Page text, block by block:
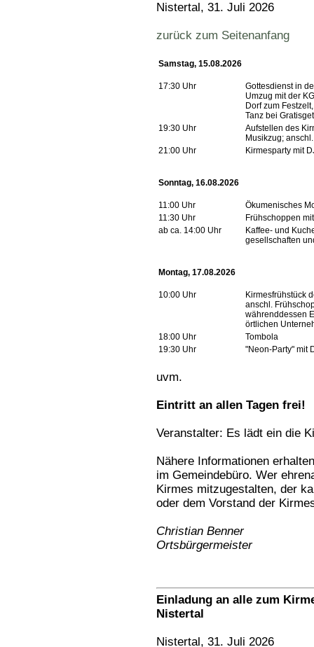
Nistertal, 31. Juli 2026
zurück zum Seitenanfang
Samstag, 15.08.2026
17:30 Uhr
Gottesdienst in
Umzug mit der
Dorf zum
Tanz bei
19:30 Uhr
Aufstellen des
Musikzug;
21:00 Uhr
Kirmesparty mit
Sonntag, 16.08.2026
11:00 Uhr
Ökumenisches
11:30 Uhr
Frühschoppen
ab ca. 14:00 Uhr
Kaffee- und
gesellschaften
Montag, 17.08.2026
10:00 Uhr
Kirmesfrühstück
anschl.
währenddessen
örtlichen
18:00 Uhr
Tombola
19:30 Uhr
"Neon-Party" mit
uvm.
Eintritt an allen Tagen frei!
Veranstalter: Es lädt ein die
Nähere Informationen
im Gemeindebüro. Wer
Kirmes mitzugestalten, der
oder dem Vorstand der
Christian Benner
Ortsbürgermeister
Einladung an alle zum
Nistertal
Nistertal, 31. Juli 2026